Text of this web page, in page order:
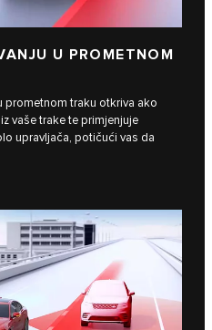
U PROMETNOM
prometnom traku otkriva ako
vaše trake te primjenjuje
upravljača, potičući vas da